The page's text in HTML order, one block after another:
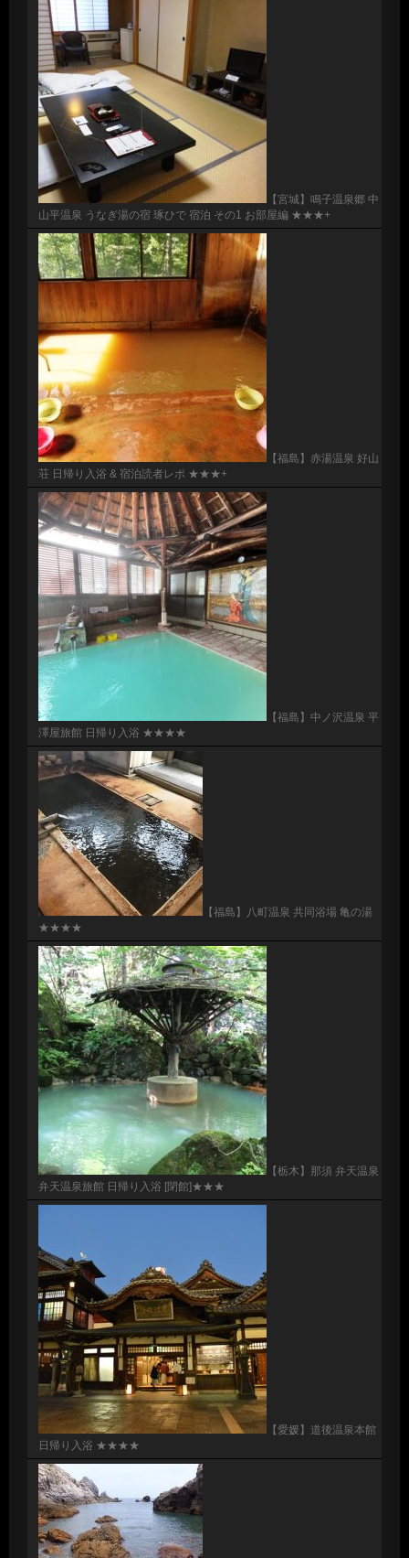
【宮城】鳴子温泉郷 中
山平温泉 うなぎ湯の宿 琢ひで 宿泊 その1 お部屋編 ★★★+
【福島】赤湯温泉 好山
荘 日帰り入浴 & 宿泊読者レポ ★★★+
【福島】中ノ沢温泉 平
澤屋旅館 日帰り入浴 ★★★★
【福島】八町温泉 共同浴場 亀の湯
★★★★
【栃木】那須 弁天温泉
弁天温泉旅館 日帰り入浴 [閉館]★★★
【愛媛】道後温泉本館
日帰り入浴 ★★★★